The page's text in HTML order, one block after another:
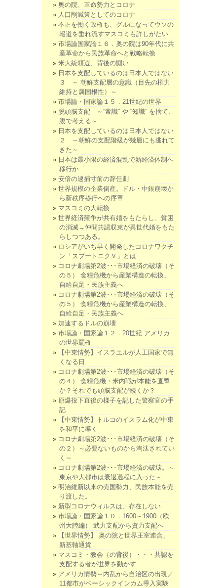
奥の院、革命勢力とコロナ
人口削減策としてのコロナ
不正を働く政権も、グルになってウソの
報道を垂れ流すマスコミも許しがたい
市場論国家論１６．奥の院は90年代に共
産革命から民族革命へと戦略転換
米大統領選、背後の闘い
日本を支配しているのは日本人ではない
３ ～ 朝鮮支配層の意識（目先の権力
維持と属国根性）～
市場論・国家論１５．21世紀の世界
脱頭脳支配 ～“常識” や “知識” を捨て、
腹で考える～
日本を支配しているのは日本人ではない
２ ～朝鮮の支配階級が幾層にも逃れて
きた～
日本は最小限の経済混乱で新経済体制へ
移行か
安倍の逮捕寸前の辞任劇
世界規模の企業倒産。ドル・中銀崩壊か
ら新秩序移行への序章
マスコミの大転換
世界経済競争が共有婚をもたらし、貧困
の消滅→仲間共認収束が異世代婚をもた
らしつつある。
ロシアがいち早く開発したコロナワクチ
ン「スプートニクＶ」とは
コロナ劇場第2波･･･市場経済の破壊（そ
の５） 食糧危機から産業構造の転換、
自給自足・民族主義へ
コロナ劇場第2波･･･市場経済の破壊（そ
の５） 食糧危機から産業構造の転換、
自給自足・民族主義へ
加速するドルの崩壊
市場論・国家論１２．20世紀 アメリカ
の世界覇権
【中東情勢】イスラエルが人工国家で無
くなる日
コロナ劇場第2波･･･市場経済の破壊（そ
の４） 食糧危機・米内戦が本能を直撃
か？それでも頭脳支配が続くか？
原爆投下直後の様子を記した警察官の手
記
【中東情勢】トルコのイスラム化が中東
を和平に導く
コロナ劇場第2波･･･市場経済の破壊（そ
の２）～必要ないものから淘汰されてい
く～
コロナ劇場第2波･･･市場経済の破壊。～
東京や大都市は衰退過程に入った～
明治維新以来の売国勢力、民族本能を売
り渡した。
新型コロナウィルスは、存在しない
市場論・国家論１０．1600～1900（欧
州大陸編） 武力支配から資力支配へ
【世界情勢】 奥の院と世界王室連合、
新基軸通貨
マスコミ・教会（の背後）・・・共認を
支配する者が世界を動かす
アメリカ情勢～内乱から自治区の出現／
11都市がベーシックインカム導入実験